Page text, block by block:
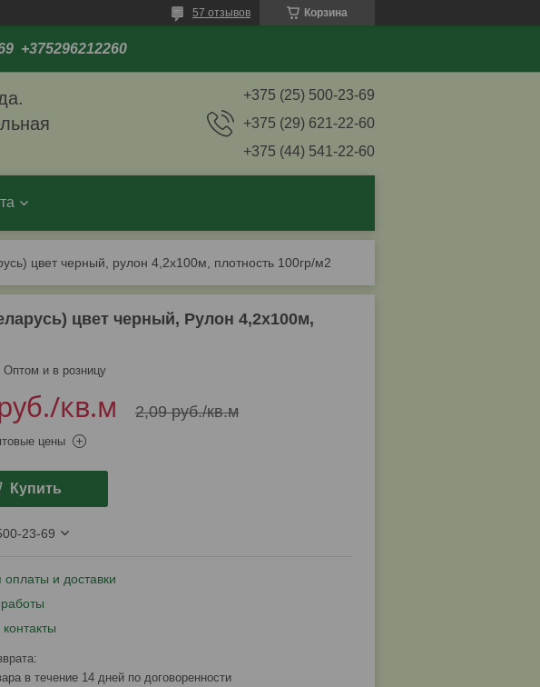
Корзина
57 отзывов
+375296212260
+375 (25) 500-23-69
+375 (29) 621-22-60
+375 (44) 541-22-60
цвет черный, рулон 4,2х100м, плотность 100гр/м2
цвет черный, Рулон 4,2х100м,
Оптом и в розницу
2,09руб./кв.м
/кв.м
цены
Купить
23-69
оплаты и доставки
в течение 14 дней по договоренности